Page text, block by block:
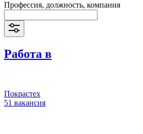
Профессия, должность, компания
Работа в
Покрастех
51 вакансия